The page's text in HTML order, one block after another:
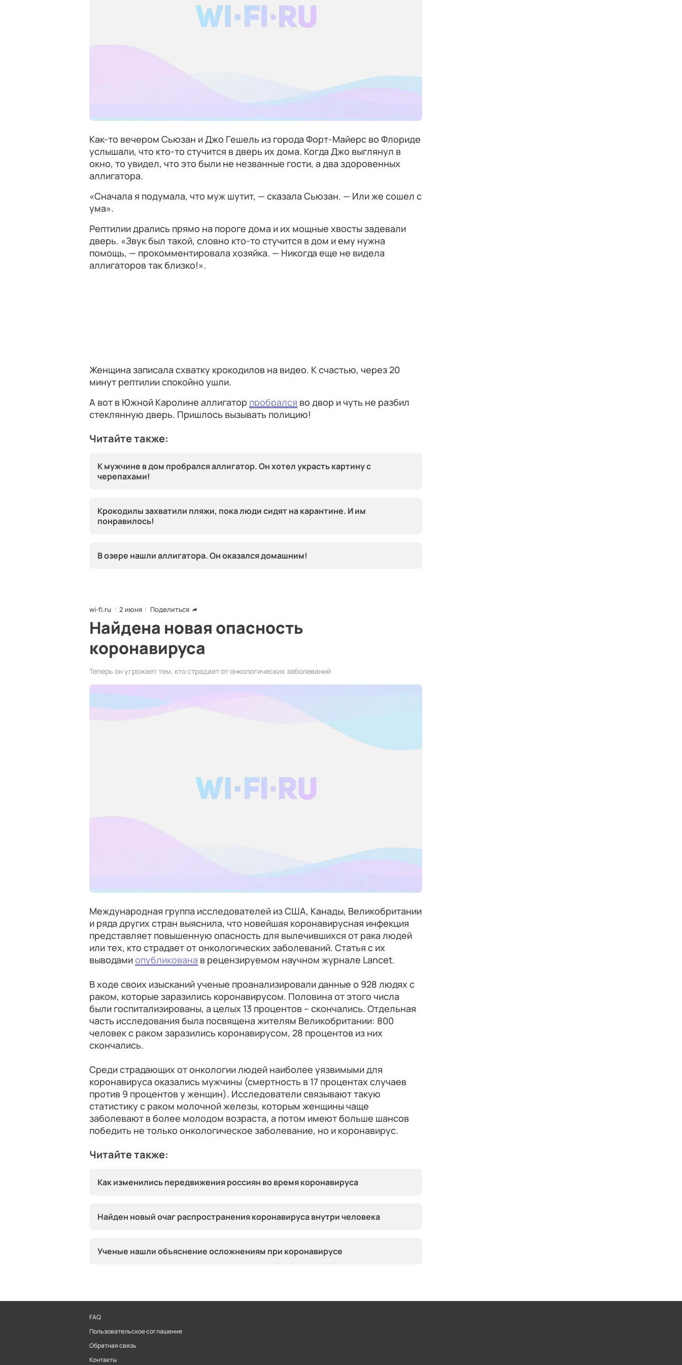
Как-то вечером Сьюзан и Джо Гешель из города Форт-Майерс во Флориде
услышали, что кто-то стучится в дверь их дома. Когда Джо выглянул в
окно, то увидел, что это были не незванные гости, а два здоровенных
аллигатора.
«Сначала я подумала, что муж шутит, — сказала Сьюзан. — Или же сошел с
ума».
Рептилии дрались прямо на пороге дома и их мощные хвосты задевали
дверь. «Звук был такой, словно кто-то стучится в дом и ему нужна
помощь, — прокомментировала хозяйка. — Никогда еще не видела
аллигаторов так близко!».
Женщина записала схватку крокодилов на видео. К счастью, через 20
минут рептилии спокойно ушли.
А вот в Южной Каролине аллигатор пробрался во двор и чуть не разбил
стеклянную дверь. Пришлось вызывать полицию!
Читайте также:
К мужчине в дом пробрался аллигатор. Он хотел украсть картину с
черепахами!
Крокодилы захватили пляжи, пока люди сидят на карантине. И им
понравилось!
В озере нашли аллигатора. Он оказался домашним!
wi-fi.ru 2 июня Поделиться
Найдена новая опасность
коронавируса
Теперь он угрожает тем, кто страдает от онкологических заболеваний
Международная группа исследователей из США, Канады, Великобритании
и ряда других стран выяснила, что новейшая коронавирусная инфекция
представляет повышенную опасность для вылечившихся от рака людей
или тех, кто страдает от онкологических заболеваний. Статья с их
выводамиопубликована в рецензируемом научном журнале Lancet.
В ходе своих изысканий ученые проанализировали данные о 928 людях с
раком, которые заразились коронавирусом. Половина от этого числа
были госпитализированы, а целых 13 процентов – скончались. Отдельная
часть исследования была посвящена жителям Великобритании: 800
человек с раком заразились коронавирусом, 28 процентов из них
скончались.
Среди страдающих от онкологии людей наиболее уязвимыми для
коронавируса оказались мужчины (смертность в 17 процентах случаев
против 9 процентов у женщин). Исследователи связывают такую
статистику с раком молочной железы, которым женщины чаще
заболевают в более молодом возраста, а потом имеют больше шансов
победить не только онкологическое заболевание, но и коронавирус.
Читайте также:
Как изменились передвижения россиян во время коронавируса
Найден новый очаг распространения коронавируса внутри человека
Ученые нашли объяснение осложнениям при коронавирусе
FAQ
Пользовательское соглашение
Обратная связь
Контакты